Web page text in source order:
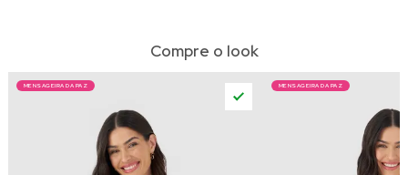
Compre o look
MENSAGEIRA DA PAZ MENSAGEIRA DA PAZ